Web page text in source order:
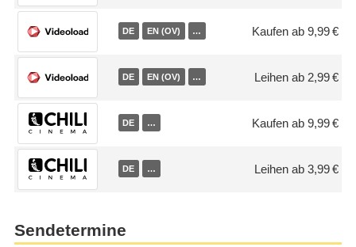
DE EN (OV) … Kaufen ab 9,99 €
DE EN (OV) … Leihen ab 2,99 €
DE … Kaufen ab 9,99 €
DE … Leihen ab 3,99 €
Sendetermine